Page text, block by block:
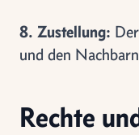
8. Zustellung:
und den
Rechte